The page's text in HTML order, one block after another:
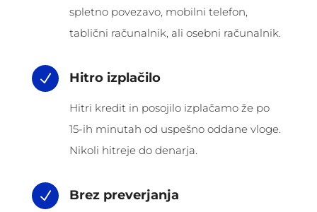
spletno povezavo, mobilni telefon,
tablični računalnik, ali osebni računalnik.
N Hitro izplačilo
Hitri kredit in posojilo izplačamo že po
15-ih minutah od uspešno oddane vloge.
Nikoli hitreje do denarja.
N Brez preverjanja